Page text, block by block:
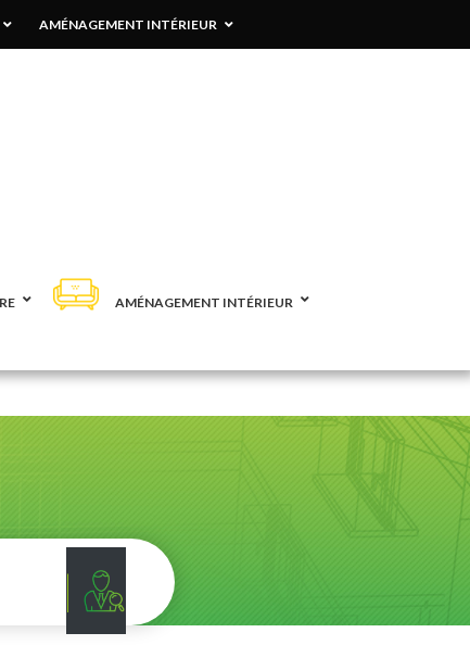
AMÉNAGEMENT INTÉRIEUR
AMÉNAGEMENT INTÉRIEUR